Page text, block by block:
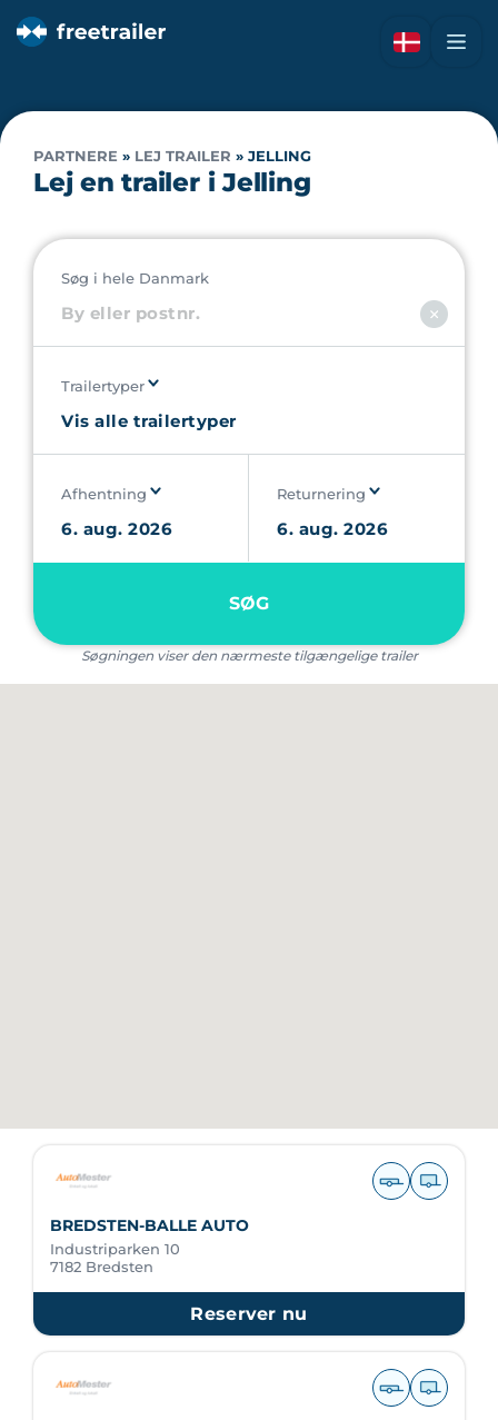
PARTNERE » LEJ TRAILER » JELLING
Lej en trailer i Jelling
Søg i hele Danmark
Trailertyper
Afhentning Returnering
SØG
Søgningen viser den nærmeste tilgængelige trailer
BREDSTEN-BALLE AUTO
Industriparken 10
7182 Bredsten
Reserver nu